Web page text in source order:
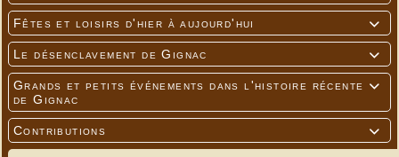

Fêtes et loisirs d'hier à aujourd'hui

Le désenclavement de Gignac

Grands et petits événements dans l'histoire récente
de Gignac

Contributions